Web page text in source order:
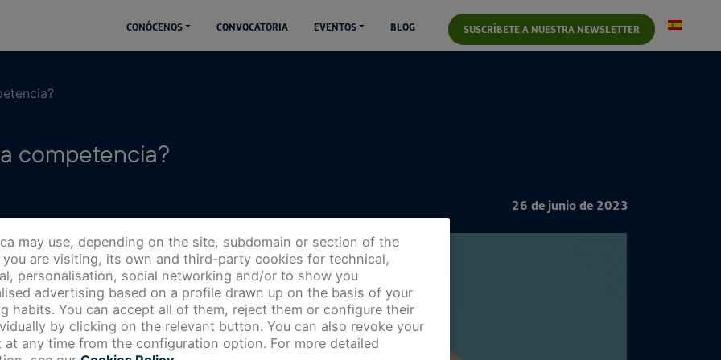
CONÓCENOS CONVOCATORIA EVENTOS BLOG SUSCRÍBETE A NUESTRA NEWSLETTER
competencia?
26 de junio de 2023
may use, depending on the site, subdomain or section of the
are visiting, its own and third-party cookies for technical,
personalisation, social networking and/or to show you
advertising based on a profile drawn up on the basis of your
habits. You can accept all of them, reject them or configure their
by clicking on the relevant button. You can also revoke your
at any time from the configuration option. For more detailed